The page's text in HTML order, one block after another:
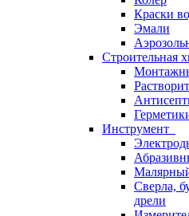
Краски
Эмали
Строительная
Инструмент
Сверла,
дрели